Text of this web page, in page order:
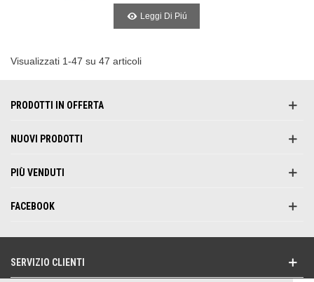
Leggi Di Piú
Visualizzati 1-47 su 47 articoli
PRODOTTI IN OFFERTA
NUOVI PRODOTTI
PIÙ VENDUTI
FACEBOOK
SERVIZIO CLIENTI